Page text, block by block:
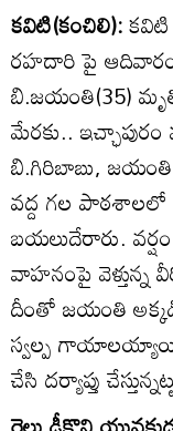
కవిటి(కంచిలి):
రహదారి పై
బి.జయంతి(35)
మేరకు..
బి.గిరిబాబు,
వద్ద గల పాఠశాలలో
బయలుదేరారు.
వాహనంపై వెళ్తున్న
దీంతో జయంతి
స్వల్ప గాయాలయ్యాయి.
చేసి దర్యాప్తు